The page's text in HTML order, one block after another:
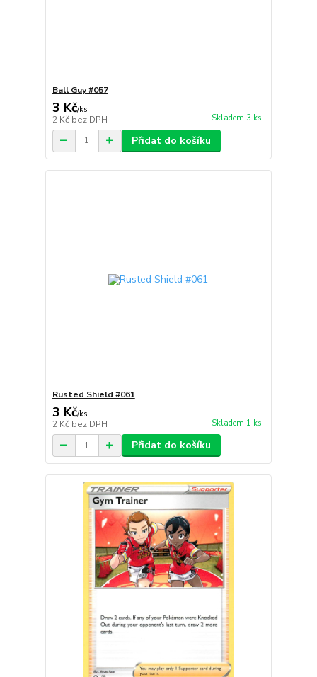
Ball Guy #057
3 Kč/ks
2 Kč bez DPH Skladem 3 ks
Přidat do košíku
Rusted Shield #061
3 Kč/ks
2 Kč bez DPH Skladem 1 ks
Přidat do košíku